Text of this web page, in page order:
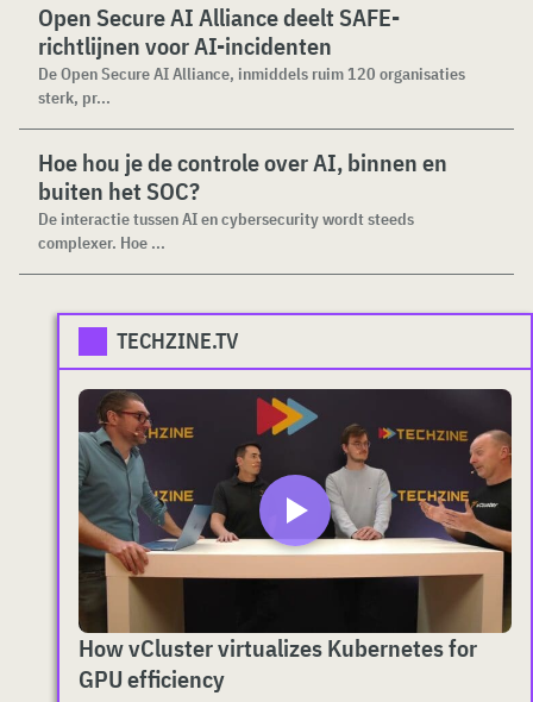
Open Secure AI Alliance deelt SAFE-
richtlijnen voor AI-incidenten
De Open Secure AI Alliance, inmiddels ruim 120 organisaties
sterk, pr...
Hoe hou je de controle over AI, binnen en
buiten het SOC?
De interactie tussen AI en cybersecurity wordt steeds
complexer. Hoe ...
TECHZINE.TV
How vCluster virtualizes Kubernetes for
GPU efficiency